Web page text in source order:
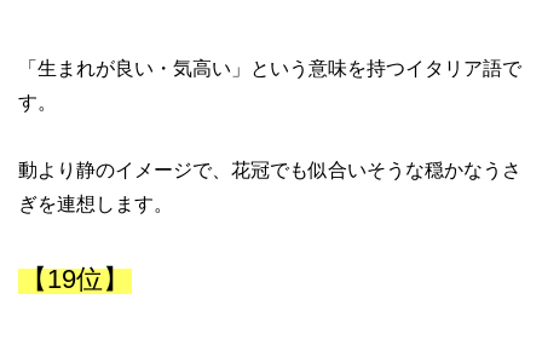
「生まれが良い・気高い」という意味を持つイタリア語で
す。
動より静のイメージで、花冠でも似合いそうな穏かなうさ
ぎを連想します。
【19位】